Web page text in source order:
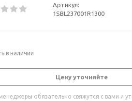
Артикул:
1SBL237001R1300
в наличии
Цену уточняйте
обязательно свяжутся с вами и